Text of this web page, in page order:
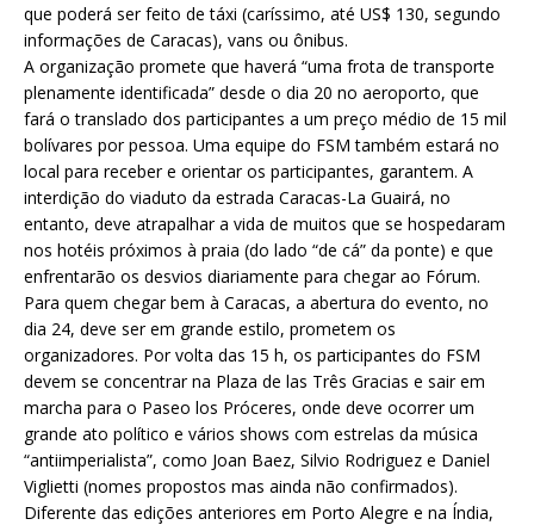
que poderá ser feito de táxi (caríssimo, até US$ 130, segundo
informações de Caracas), vans ou ônibus.
A organização promete que haverá “uma frota de transporte
plenamente identificada” desde o dia 20 no aeroporto, que
fará o translado dos participantes a um preço médio de 15 mil
bolívares por pessoa. Uma equipe do FSM também estará no
local para receber e orientar os participantes, garantem. A
interdição do viaduto da estrada Caracas-La Guairá, no
entanto, deve atrapalhar a vida de muitos que se hospedaram
nos hotéis próximos à praia (do lado “de cá” da ponte) e que
enfrentarão os desvios diariamente para chegar ao Fórum.
Para quem chegar bem à Caracas, a abertura do evento, no
dia 24, deve ser em grande estilo, prometem os
organizadores. Por volta das 15 h, os participantes do FSM
devem se concentrar na Plaza de las Três Gracias e sair em
marcha para o Paseo los Próceres, onde deve ocorrer um
grande ato político e vários shows com estrelas da música
“antiimperialista”, como Joan Baez, Silvio Rodriguez e Daniel
Viglietti (nomes propostos mas ainda não confirmados).
Diferente das edições anteriores em Porto Alegre e na Índia,